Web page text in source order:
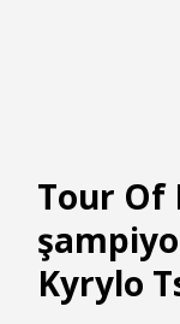
Tour Of
Kyrylo